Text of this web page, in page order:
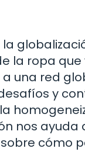
la
la ropa
una red
y
nos
cómo